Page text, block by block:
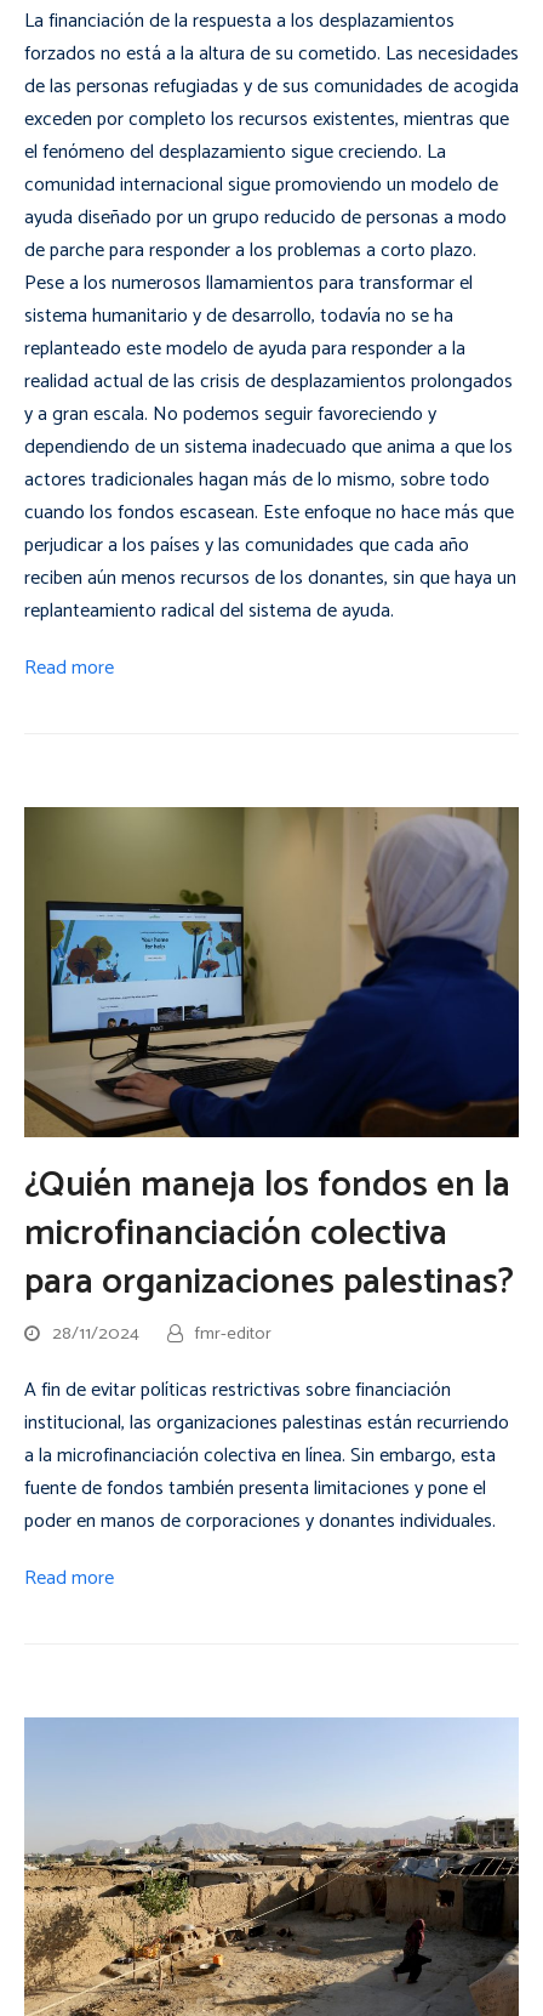
La financiación de la respuesta a los desplazamientos
forzados no está a la altura de su cometido. Las necesidades
de las personas refugiadas y de sus comunidades de acogida
exceden por completo los recursos existentes, mientras que
el fenómeno del desplazamiento sigue creciendo. La
comunidad internacional sigue promoviendo un modelo de
ayuda diseñado por un grupo reducido de personas a modo
de parche para responder a los problemas a corto plazo.
Pese a los numerosos llamamientos para transformar el
sistema humanitario y de desarrollo, todavía no se ha
replanteado este modelo de ayuda para responder a la
realidad actual de las crisis de desplazamientos prolongados
y a gran escala. No podemos seguir favoreciendo y
dependiendo de un sistema inadecuado que anima a que los
actores tradicionales hagan más de lo mismo, sobre todo
cuando los fondos escasean. Este enfoque no hace más que
perjudicar a los países y las comunidades que cada año
reciben aún menos recursos de los donantes, sin que haya un
replanteamiento radical del sistema de ayuda.
Read more
¿Quién maneja los fondos en la
microfinanciación colectiva
para organizaciones palestinas?
28/11/2024 fmr-editor
A fin de evitar políticas restrictivas sobre financiación
institucional, las organizaciones palestinas están recurriendo
a la microfinanciación colectiva en línea. Sin embargo, esta
fuente de fondos también presenta limitaciones y pone el
poder en manos de corporaciones y donantes individuales.
Read more